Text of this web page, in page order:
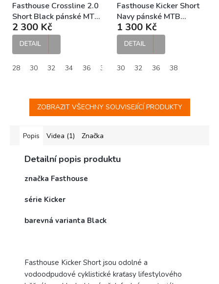
Fasthouse Crossline 2.0
Short Black pánské MTB
kraťasy
2 300 Kč
DETAIL
28 30 32 34 36 38 40 42
Fasthouse Kicker Short
Navy pánské MTB
kraťasy
1 300 Kč
DETAIL
30 32 36 38
ZOBRAZIT VŠECHNY SOUVISEJÍCÍ PRODUKTY
Popis Videa (1) Značka
Detailní popis produktu
značka Fasthouse
série Kicker
barevná varianta Black
Fasthouse Kicker Short jsou odolné a
vodoodpudové cyklistické kraťasy lifestylového